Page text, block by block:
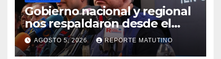
Gobierno nacional y regional
nos respaldaron desde el
primer momento tras
terremotos del 24J
AGOSTO 5, 2026 REPORTE MATUTINO